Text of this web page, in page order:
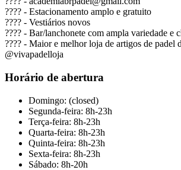
???? - Estacionamento amplo e gratuito
???? - Vestiários novos
???? - Bar/lanchonete com ampla variedade e
???? - Maior e melhor loja de artigos de padel
@vivapadelloja
Horário de abertura
Domingo: (closed)
Segunda-feira: 8h-23h
Terça-feira: 8h-23h
Quarta-feira: 8h-23h
Quinta-feira: 8h-23h
Sexta-feira: 8h-23h
Sábado: 8h-20h